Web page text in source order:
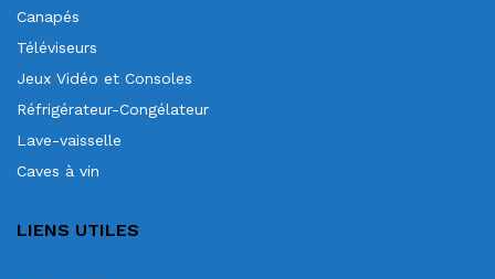
Canapés
Téléviseurs
Jeux Vidéo et Consoles
Réfrigérateur-Congélateur
Lave-vaisselle
Caves à vin
LIENS UTILES